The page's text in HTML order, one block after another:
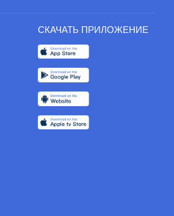
СКАЧАТЬ ПРИЛОЖЕНИЕ